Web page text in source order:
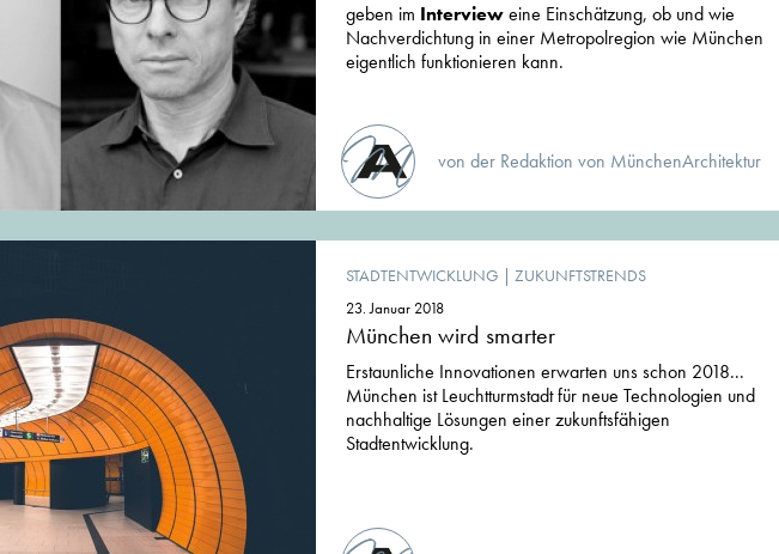
geben im Intervieweine Einschätzung, ob und wie
Nachverdichtung in einer Metropolregion wie München
eigentlich funktionieren kann.
von der Redaktion von MünchenArchitektur
STADTENTWICKLUNG | ZUKUNFTSTRENDS
23. Januar 2018
München wird smarter
Erstaunliche Innovationen erwarten uns schon 2018...
München ist Leuchtturmstadt für neue Technologien und
nachhaltige Lösungen einer zukunftsfähigen
Stadtentwicklung.